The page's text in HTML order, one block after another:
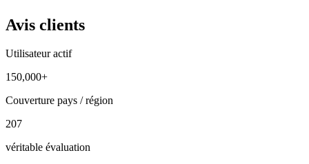
Avis clients
Utilisateur actif
150,000+
Couverture pays / région
207
véritable évaluation